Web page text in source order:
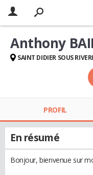
Anthony
SAINT DIDIER SOUS
PROFIL
En résumé
Bonjour, bienvenue sur